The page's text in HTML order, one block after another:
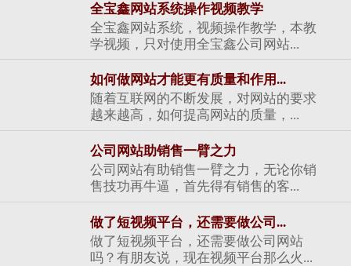
全宝鑫网站系统操作视频教学
全宝鑫网站系统，视频操作教学，本教
学视频，只对使用全宝鑫公司网站...
如何做网站才能更有质量和作用...
随着互联网的不断发展，对网站的要求
越来越高，如何提高网站的质量，...
公司网站助销售一臂之力
公司网站有助销售一臂之力，无论你销
售技功再牛逼，首先得有销售的客...
做了短视频平台，还需要做公司...
做了短视频平台，还需要做公司网站
吗？有朋友说，现在视频平台那么火...